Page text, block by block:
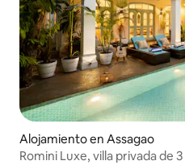
Alojamiento en Assagao
Romini Luxe, villa privada de